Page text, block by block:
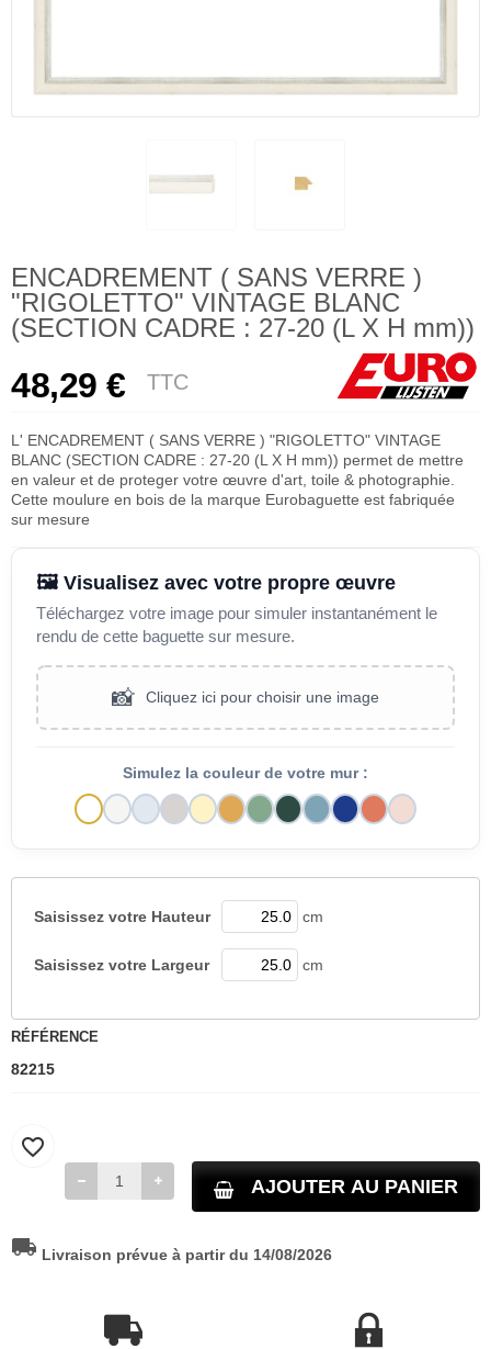
ENCADREMENT ( SANS VERRE )
"RIGOLETTO" VINTAGE BLANC
(SECTION CADRE : 27-20 (L X H mm))
48,29 € TTC
L' ENCADREMENT ( SANS VERRE ) "RIGOLETTO" VINTAGE
BLANC (SECTION CADRE : 27-20 (L X H mm)) permet de mettre
en valeur et de proteger votre œuvre d'art, toile & photographie.
Cette moulure en bois de la marque Eurobaguette est fabriquée
sur mesure
🖼️ Visualisez avec votre propre œuvre
Téléchargez votre image pour simuler instantanément le
rendu de cette baguette sur mesure.
📸 Cliquez ici pour choisir une image
Simulez la couleur de votre mur :
Saisissez votre Hauteur cm
Saisissez votre Largeur cm
RÉFÉRENCE
82215
AJOUTER AU PANIER
favorite_border
local_shipping Livraison prévue à partir du 14/08/2026